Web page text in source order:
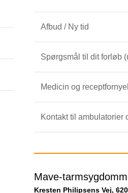
Afbud / Ny tid
Spørgsmål til dit forløb
Medicin og
Kontakt til ambulatorier
Mave-
Kresten Philipsens Vej,